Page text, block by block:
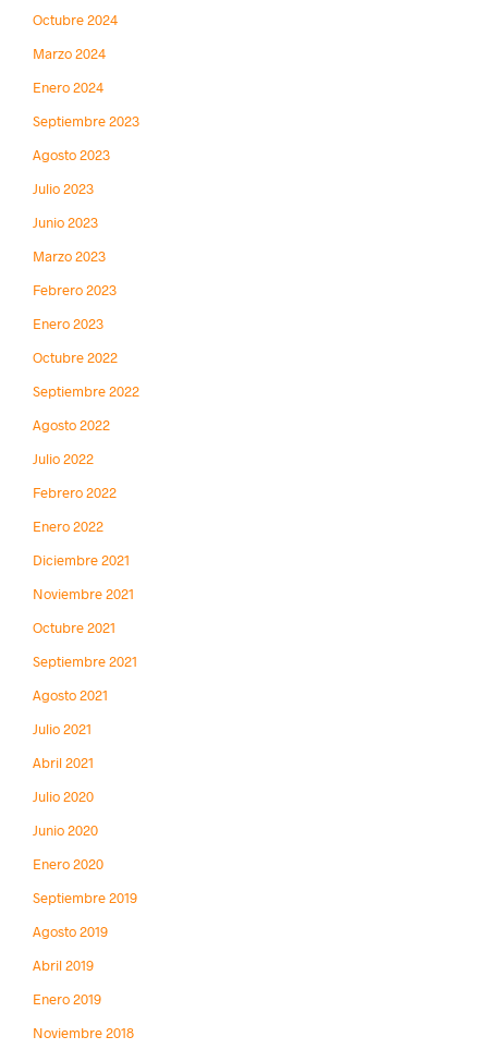
Octubre 2024
Marzo 2024
Enero 2024
Septiembre 2023
Agosto 2023
Julio 2023
Junio 2023
Marzo 2023
Febrero 2023
Enero 2023
Octubre 2022
Septiembre 2022
Agosto 2022
Julio 2022
Febrero 2022
Enero 2022
Diciembre 2021
Noviembre 2021
Octubre 2021
Septiembre 2021
Agosto 2021
Julio 2021
Abril 2021
Julio 2020
Junio 2020
Enero 2020
Septiembre 2019
Agosto 2019
Abril 2019
Enero 2019
Noviembre 2018